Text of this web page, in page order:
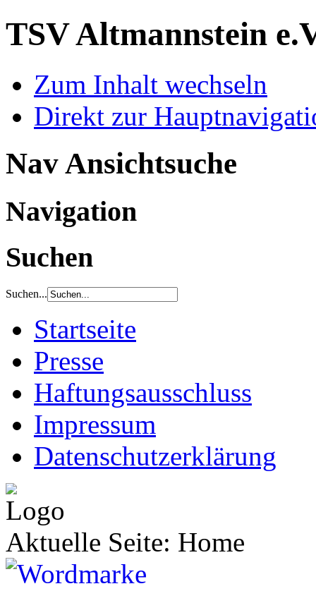
TSV Altmannstein
Zum Inhalt wechseln
Direkt zur
Nav Ansichtsuche
Navigation
Suchen
Suchen...
Startseite
Presse
Haftungsausschluss
Impressum
Datenschutzerklärung
Aktuelle Seite: Home